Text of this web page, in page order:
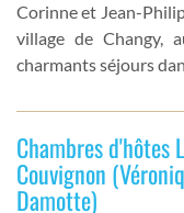
Corinne et Jean-
village de Changy,
charmants séjours
Chambres d'hôtes
Couvignon
Damotte)